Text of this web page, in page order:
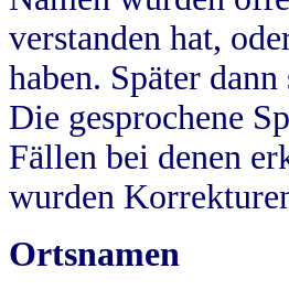
verstanden hat,
haben. Später
Die gesprochene
Fällen bei denen
wurden
Ortsnamen